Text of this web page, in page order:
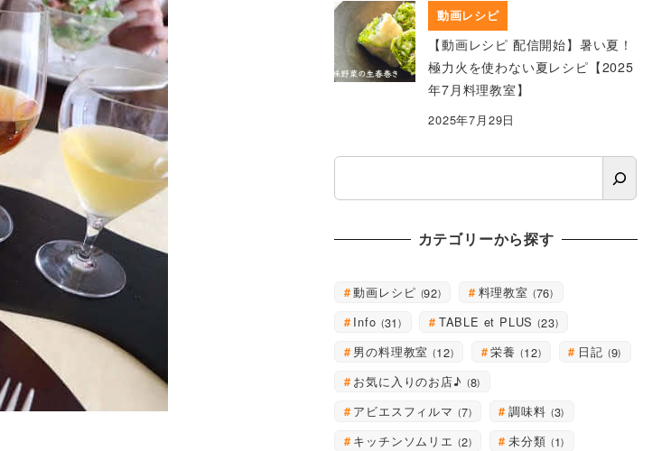
動画レシピ
【動画レシピ 配信開始】暑い夏！
極力火を使わない夏レシピ【2025
年7月料理教室】
2025年7月29日
カテゴリーから探す
動画レシピ 92 料理教室 76
Info 31 TABLE et PLUS 23
男の料理教室
12 栄養 12 日記 9
お気に入りのお店♪ 8
アビエスフィルマ 7 調味料 3
キッチンソムリエ 2 未分類 1